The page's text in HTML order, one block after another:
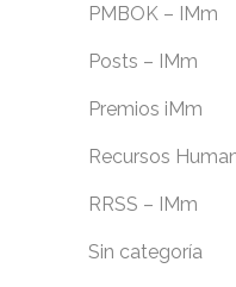
PMBOK – IMm
Posts – IMm
Premios iMm
Recursos
RRSS – IMm
Sin categoría